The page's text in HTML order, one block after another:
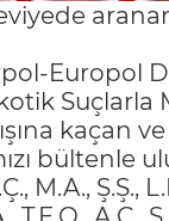
Europol
Suçlarla
kaçan
bültenle
M.A., Ş.Ş.,